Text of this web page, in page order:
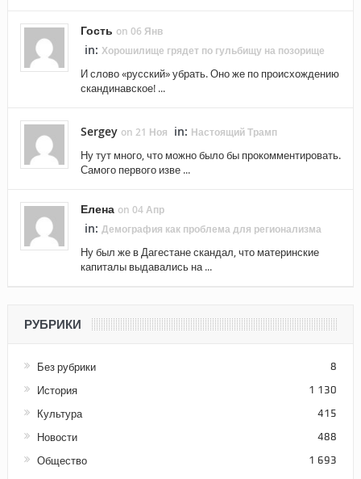
Гость on 06 Янв
in: Хорошилище грядет по гульбищу на позорище
И слово «русский» убрать. Оно же по происхождению
скандинавское! ...
Sergey on 21 Ноя in: Настоящий Трамп
Ну тут много, что можно было бы прокомментировать.
Самого первого изве ...
Елена on 04 Апр
in: Демография как проблема для регионализма
Ну был же в Дагестане скандал, что материнские
капиталы выдавались на ...
РУБРИКИ
Без рубрики 8
История 1 130
Культура 415
Новости 488
Общество 1 693